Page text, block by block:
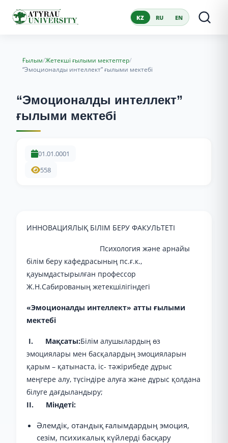
KZ RU EN
Ғылым/Жетекші ғылыми мектептер/
“Эмоционалды интеллект” ғылыми мектебі
“Эмоционалды интеллект”
ғылыми мектебі
01.01.0001
558
ИННОВАЦИЯЛЫҚ БІЛІМ БЕРУ ФАКУЛЬТЕТІ
Психология және арнайы
білім беру кафедрасының пс.ғ.к.,
қауымдастырылған профессор
Ж.Н.Сабированың жетекшілігіндегі
«Эмоционалды интеллект» атты ғылыми
мектебі
І. Мақсаты:Білім алушылардың өз
эмоциялары мен басқалардың эмоцияларын
қарым – қатынаста, іс- тәжірибеде дұрыс
меңгере алу, түсіндіре алуға және дұрыс қолдана
білуге дағдыландыру;
II. Міндеті:
Әлемдік, отандық ғалымдардың эмоция,
сезім, психикалық күйлерді басқару